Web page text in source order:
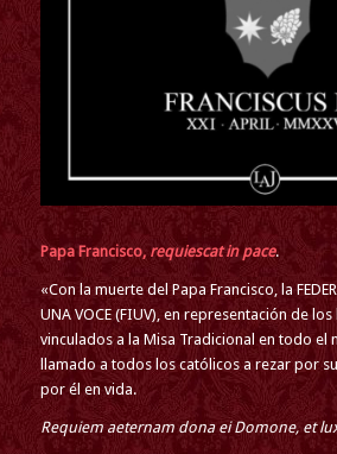
Papa Francisco, requiescat in pace.
«Con la muerte del Papa Francisco, la
UNA VOCE (FIUV), en representación de
vinculados a la Misa Tradicional en todo el
llamado a todos los católicos a rezar por
por él en vida.
Requiem aeternam dona ei Domone, et